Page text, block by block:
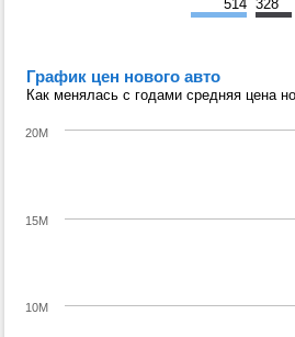
514 328
График цен нового авто
Как менялась с годами средняя цена
10M
15M
20M